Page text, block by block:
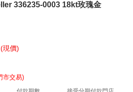
336235-0003 18kt玫瑰金
(現價)
市交易)